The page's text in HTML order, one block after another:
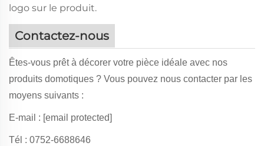
logo sur le produit.
Contactez-nous
Êtes-vous prêt à décorer votre pièce idéale avec nos
produits domotiques ? Vous pouvez nous contacter par les
moyens suivants :
E-mail : [email protected]
Tél : 0752-6688646